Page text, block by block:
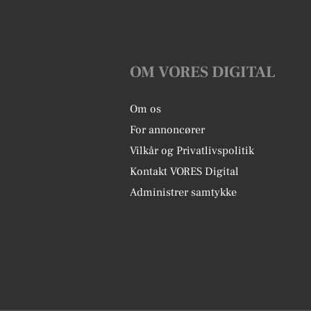
OM VORES DIGITAL
Om os
For annoncører
Vilkår og Privatlivspolitik
Kontakt VORES Digital
Administrer samtykke